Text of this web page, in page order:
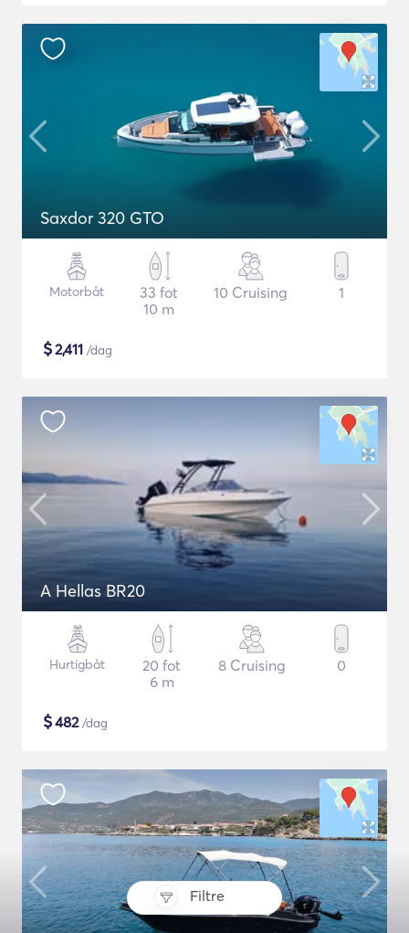
Filtre
Saxdor 320 GTO
Motorbåt
33 fot
10 m
10 Cruising 1
$2,411 /dag
A Hellas BR20
Hurtigbåt
20 fot
6 m
8 Cruising 0
$482/dag